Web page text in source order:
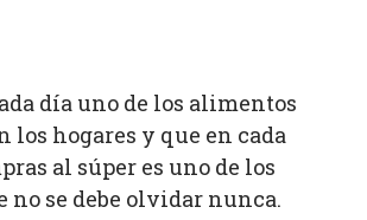
día uno de los alimentos
los hogares y que en cada
al súper es uno de los
no se debe olvidar nunca.